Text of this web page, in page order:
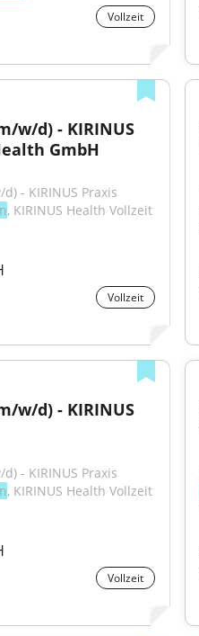
Vollzeit
w/d) - KIRINUS
GmbH
- KIRINUS Praxis
, KIRINUS Health Vollzeit
Vollzeit
w/d) - KIRINUS
- KIRINUS Praxis
, KIRINUS Health Vollzeit
Vollzeit